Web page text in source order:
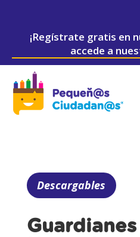
¡Regístrate gratis en
accede a
Descargables